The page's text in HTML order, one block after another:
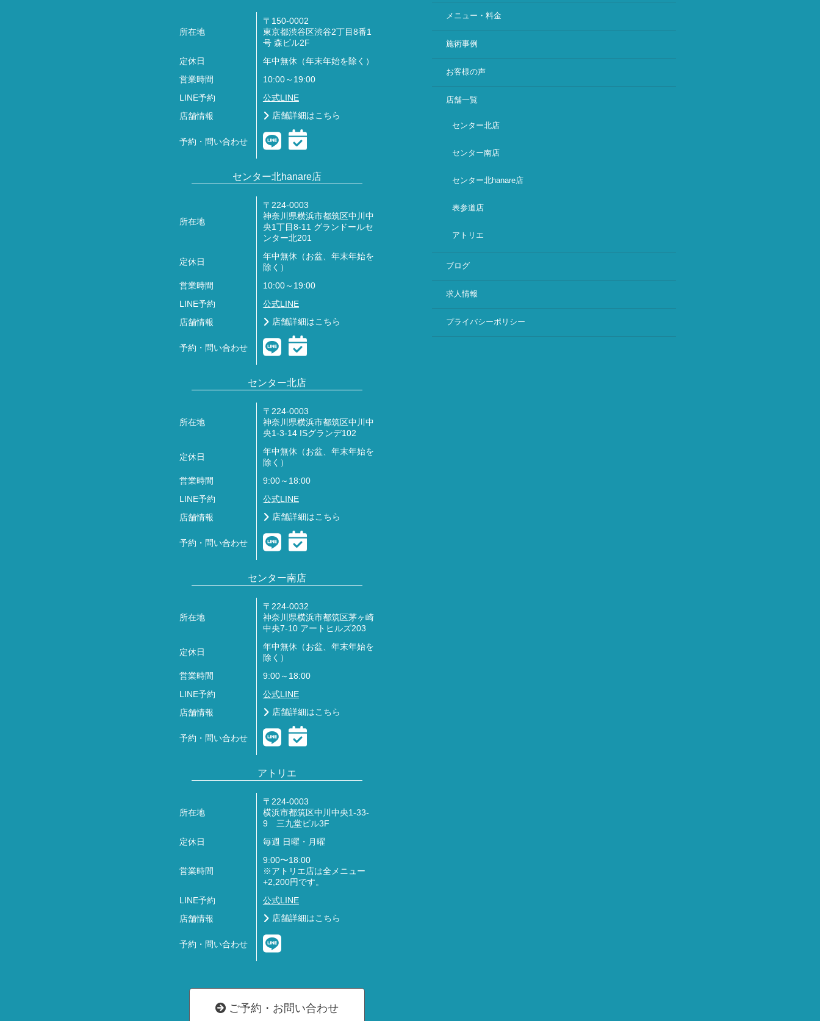
所在地
〒150-0002
東京都渋谷区渋谷2丁目8番1
号 森ビル2F
定休日
年中無休（年末年始を除く）
営業時間
10:00～19:00
LINE予約
公式LINE
店舗情報
店舗詳細はこちら
予約・問い合わせ
センター北hanare店
所在地
〒224-0003
神奈川県横浜市都筑区中川中
央1丁目8-11 グランドールセ
ンター北201
定休日
年中無休（お盆、年末年始を
除く）
営業時間
10:00～19:00
LINE予約
公式LINE
店舗情報
店舗詳細はこちら
予約・問い合わせ
センター北店
所在地
〒224-0003
神奈川県横浜市都筑区中川中
央1-3-14 ISグランデ102
定休日
年中無休（お盆、年末年始を
除く）
営業時間
9:00～18:00
LINE予約
公式LINE
店舗情報
店舗詳細はこちら
予約・問い合わせ
センター南店
所在地
〒224-0032
神奈川県横浜市都筑区茅ヶ崎
中央7-10 アートヒルズ203
定休日
年中無休（お盆、年末年始を
除く）
営業時間
9:00～18:00
LINE予約
公式LINE
店舗情報
店舗詳細はこちら
予約・問い合わせ
アトリエ
所在地
〒224-0003
横浜市都筑区中川中央1-33-
9 三九堂ビル3F
定休日
毎週 日曜・月曜
営業時間
9:00〜18:00
※アトリエ店は全メニュー
+2,200円です。
LINE予約
公式LINE
店舗情報
店舗詳細はこちら
予約・問い合わせ
ご予約・お問い合わせ
メニュー・料金
施術事例
お客様の声
店舗一覧
センター北店
センター南店
センター北hanare店
表参道店
アトリエ
ブログ
求人情報
プライバシーポリシー